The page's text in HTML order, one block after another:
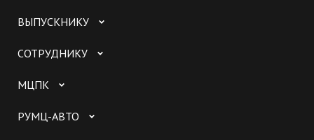
ВЫПУСКНИКУ
СОТРУДНИКУ
МЦПК
РУМЦ-АВТО